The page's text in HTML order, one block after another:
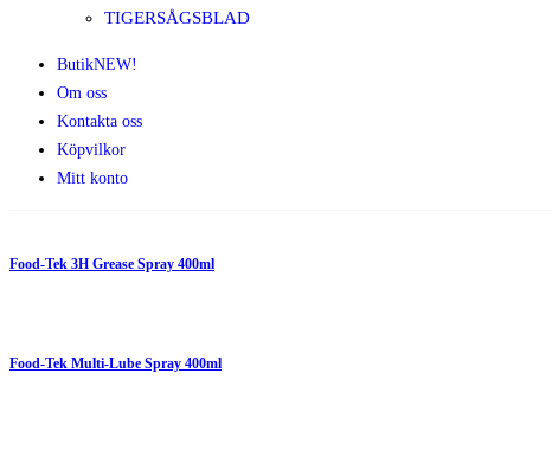
TIGERSÅGSBLAD
ButikNEW!
Om oss
Kontakta oss
Köpvilkor
Mitt konto
Food-Tek 3H Grease Spray 400ml
Food-Tek Multi-Lube Spray 400ml